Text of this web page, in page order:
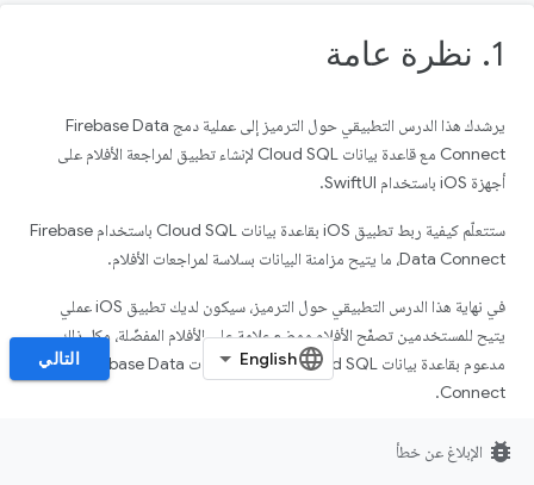
1. نظرة عامة
يرشدك هذا الدرس التطبيقي حول الترميز إلى عملية دمج Firebase Data
Connect مع قاعدة بيانات Cloud SQL لإنشاء تطبيق لمراجعة الأفلام على
أجهزة iOS باستخدام SwiftUI.
ستتعلّم كيفية ربط تطبيق iOS بقاعدة بيانات Cloud SQL باستخدام Firebase
Data Connect، ما يتيح مزامنة البيانات بسلاسة لمراجعات الأفلام.
في نهاية هذا الدرس التطبيقي حول الترميز، سيكون لديك تطبيق iOS عملي
يتيح للمستخدمين تصفّح الأفلام ووضع علامة على الأفلام المفضّلة، وكل ذلك
مدعوم بقاعدة بيانات Cloud SQL باستخدام إمكانات Firebase Data
Connect.
التالي
bug_report الإبلاغ عن خطأ